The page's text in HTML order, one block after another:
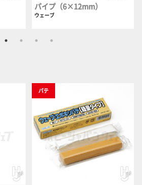
パイプ（6×12mm）
ウェーブ
パテ